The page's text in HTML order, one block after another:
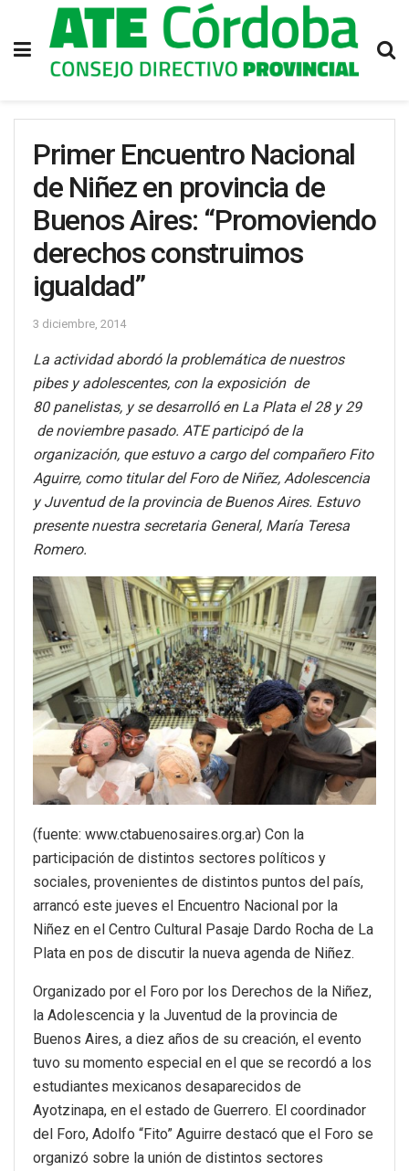
Primer Encuentro Nacional
de Niñez en provincia de
Buenos Aires: “Promoviendo
derechos construimos
igualdad”
3 diciembre, 2014
La actividad abordó la problemática de nuestros
pibes y adolescentes, con la exposición de
80 panelistas, y se desarrolló en La Plata el 28 y 29
de noviembre pasado. ATE participó de la
organización, que estuvo a cargo del compañero Fito
Aguirre, como titular del Foro de Niñez, Adolescencia
y Juventud de la provincia de Buenos Aires. Estuvo
presente nuestra secretaria General, María Teresa
Romero.
(fuente: www.ctabuenosaires.org.ar) Con la
participación de distintos sectores políticos y
sociales, provenientes de distintos puntos del país,
arrancó este jueves el Encuentro Nacional por la
Niñez en el Centro Cultural Pasaje Dardo Rocha de La
Plata en pos de discutir la nueva agenda de Niñez.
Organizado por el Foro por los Derechos de la Niñez,
la Adolescencia y la Juventud de la provincia de
Buenos Aires, a diez años de su creación, el evento
tuvo su momento especial en el que se recordó a los
estudiantes mexicanos desaparecidos de
Ayotzinapa, en el estado de Guerrero. El coordinador
del Foro, Adolfo “Fito” Aguirre destacó que el Foro se
organizó sobre la unión de distintos sectores